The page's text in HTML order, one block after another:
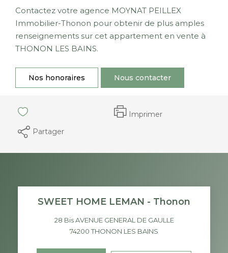
Contactez votre agence MOYNAT PEILLEX
Immobilier-Thonon pour obtenir de plus amples
renseignements sur cet appartement en vente à
THONON LES BAINS.
Nos honoraires Nous contacter
Imprimer
Partager
SWEET HOME LEMAN - Thonon
28 Bis AVENUE GENERAL DE GAULLE
74200THONON LES BAINS